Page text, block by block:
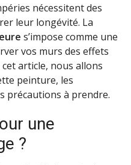
nécessitent des
leur longévité. La
s’impose comme une
vos murs des effets
article, nous allons
peinture, les
précautions à prendre.
une
?